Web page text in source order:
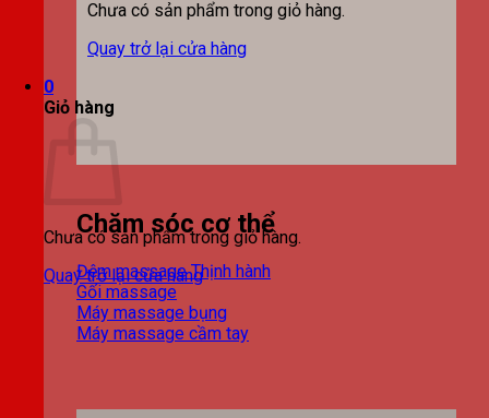
Chưa có sản phẩm trong giỏ hàng.
Quay trở lại cửa hàng
0
Giỏ hàng
Chưa có sản phẩm trong giỏ hàng.
Quay trở lại cửa hàng
Chăm sóc cơ thể
Đệm massage
Gối massage
Máy massage bụng
Máy massage cầm tay